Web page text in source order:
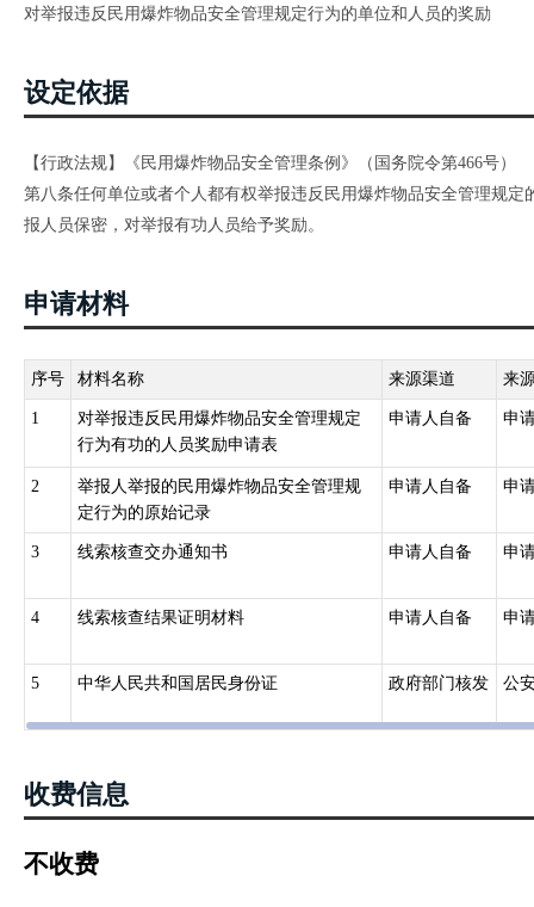
对举报违反民用爆炸物品安全管理规定行为的单位和人员的奖励
设定依据
【行政法规】《民用爆炸物品安全管理条例》（国务院令第466号）
第八条任何单位或者个人都有权举报违反民用爆炸物品安全管理规
报人员保密，对举报有功人员给予奖励。
申请材料
序号 材料名称 来源渠道 来
1
对举报违反民用爆炸物品安全管理规定
行为有功的人员奖励申请表
申请人自备 申
2
举报人举报的民用爆炸物品安全管理规
定行为的原始记录
申请人自备 申
3 线索核查交办通知书 申请人自备 申
4 线索核查结果证明材料 申请人自备 申
5 中华人民共和国居民身份证 政府部门核发 公
收费信息
不收费